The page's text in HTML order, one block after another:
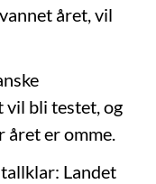
året, vil
vil bli testet, og
året er omme.
Landet